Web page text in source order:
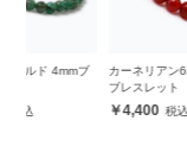
カーネリアン6mm シンプル